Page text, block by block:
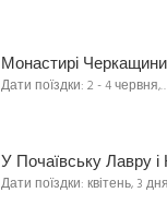
Монастирі Черкащини
Дати поїздки: 2 - 4
У Почаївську Лавру
Дати поїздки: квітень, 3